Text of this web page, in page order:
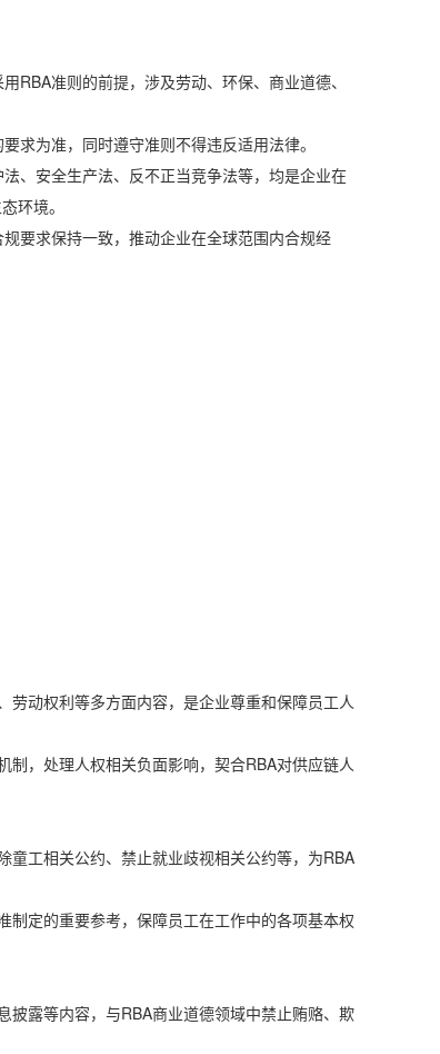
准则的前提，涉及劳动、环保、商业道德、
为准，同时遵守准则不得违反适用法律。
安全生产法、反不正当竞争法等，均是企业在
环境。
要求保持一致，推动企业在全球范围内合规经
动权利等多方面内容，是企业尊重和保障员工人
，处理人权相关负面影响，契合RBA对供应链人
工相关公约、禁止就业歧视相关公约等，为RBA
定的重要参考，保障员工在工作中的各项基本权
露等内容，与RBA商业道德领域中禁止贿赂、欺